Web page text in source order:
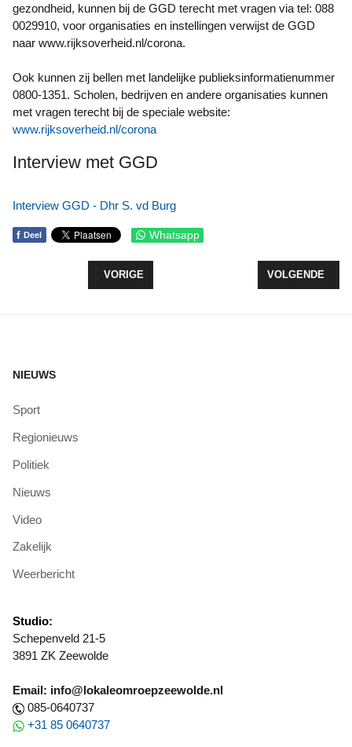
gezondheid, kunnen bij de GGD terecht met vragen via tel: 088
0029910, voor organisaties en instellingen verwijst de GGD
naar www.rijksoverheid.nl/corona.
Ook kunnen zij bellen met landelijke publieksinformatienummer
0800-1351. Scholen, bedrijven en andere organisaties kunnen
met vragen terecht bij de speciale website:
www.rijksoverheid.nl/corona
Interview met GGD
Interview GGD - Dhr S. vd Burg
f Deel Whatsapp
VORIG ARTIKEL: OPROEP HARTSTICHTING
VORIGE VOLGENDE
VOLGENDE
NIEUWS
Sport
Regionieuws
Politiek
Nieuws
Video
Zakelijk
Weerbericht
Studio:
Schepenveld 21-5
3891 ZK Zeewolde
Email: info@lokaleomroepzeewolde.nl
085-0640737
+31 85 0640737